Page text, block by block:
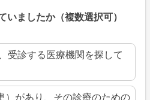
ましたか（複数選択可）
受診する医療機関を探して
）があり、その診療のための